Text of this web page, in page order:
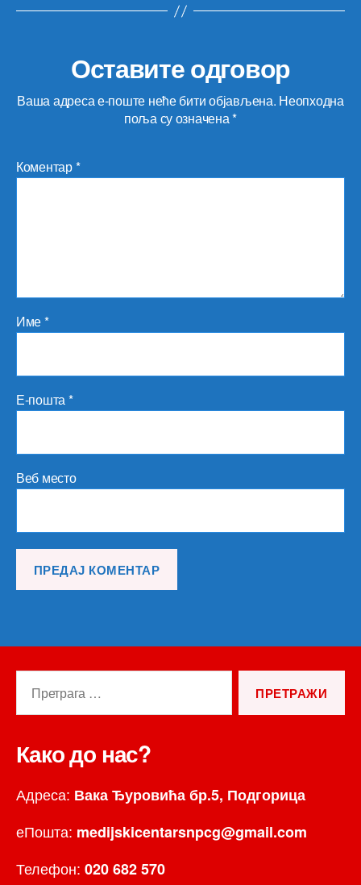
Оставите одговор
Ваша адреса е-поште неће бити објављена. Неопходна
поља су означена*
Коментар*
Име*
Е-пошта*
Веб место
Како до нас?
Адреса: Вака Ђуровића бр.5, Подгорица
еПошта: medijskicentarsnpcg@gmail.com
Телефон: 020 682 570